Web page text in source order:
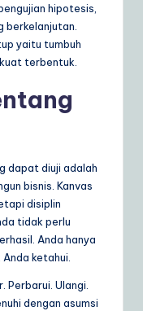
hipotesis,
berkelanjutan.
yaitu tumbuh
terbentuk.
dapat diuji adalah
bisnis. Kanvas
disiplin
tidak perlu
Anda hanya
ketahui.
Perbarui. Ulangi.
dengan asumsi